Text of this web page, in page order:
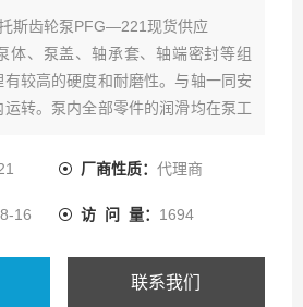
斯齿轮泵PFG—221现货供应
体、泵盖、轴承套、轴端密封等组
较高的硬度和耐磨性。与轴一同安
转。泵内全部零件的润滑均在泵工
厂商性质： 代理商
16 访 问 量： 1694
联系我们